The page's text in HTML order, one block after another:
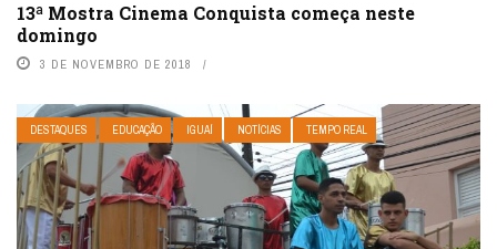
13ª Mostra Cinema Conquista começa neste
domingo
3 DE NOVEMBRO DE 2018
DESTAQUES EDUCAÇÃO IGUAÍ NOTÍCIAS TEMPO REAL